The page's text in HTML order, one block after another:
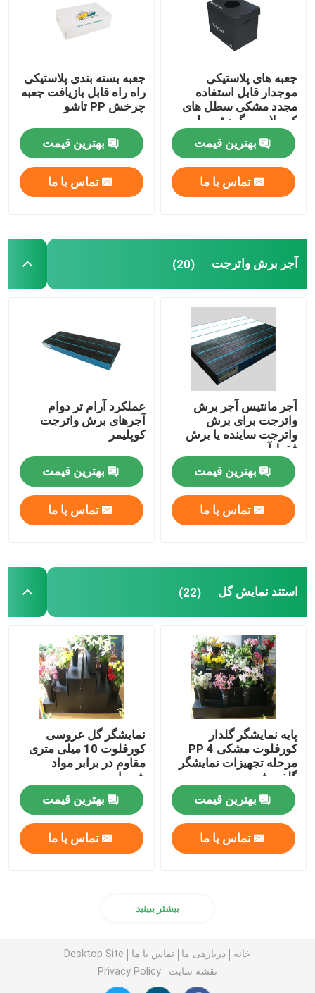
جعبه های پلاستیکی
موجدار قابل استفاده
مجدد مشکی سطل های
کروپلاست گردشی پلی
پروپیلن
بهترین قیمت
تماس با ما
جعبه بسته بندی پلاستیکی
راه راه قابل بازیافت جعبه
چرخش PP تاشو
بهترین قیمت
تماس با ما
آجر برش واترجت (20)
آجر مانتیس آجر برش
واترجت برای برش
واترجت ساینده یا برش
فقط آب
بهترین قیمت
تماس با ما
عملکرد آرام تر دوام
آجرهای برش واترجت
کوپلیمر
بهترین قیمت
تماس با ما
استند نمایش گل (22)
پایه نمایشگر گلدار
کورفلوت مشکی PP 4
مرحله تجهیزات نمایشگر
گلفروشی
بهترین قیمت
تماس با ما
نمایشگر گل عروسی
کورفلوت 10 میلی متری
مقاوم در برابر مواد
شیمیایی
بهترین قیمت
تماس با ما
بیشتر ببینید
خانه دربارهی ما تماس با ما
Desktop Site
نقشه سایت
Privacy Policy